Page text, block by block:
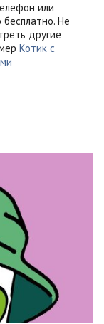
или
Не
другие
Котик с